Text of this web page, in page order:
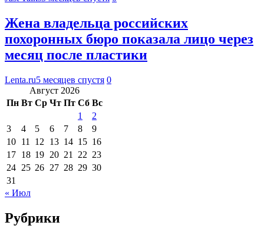
Жена владельца российских
похоронных бюро показала лицо через
месяц после пластики
Lenta.ru5 месяцев спустя 0
Август 2026
Пн Вт Ср Чт Пт Сб Вс
1
2
3
4 5 6 7 8
9
10 11 12 13 14 15 16
17 18 19 20 21 22 23
24 25 26 27 28 29 30
31
« Июл
Рубрики